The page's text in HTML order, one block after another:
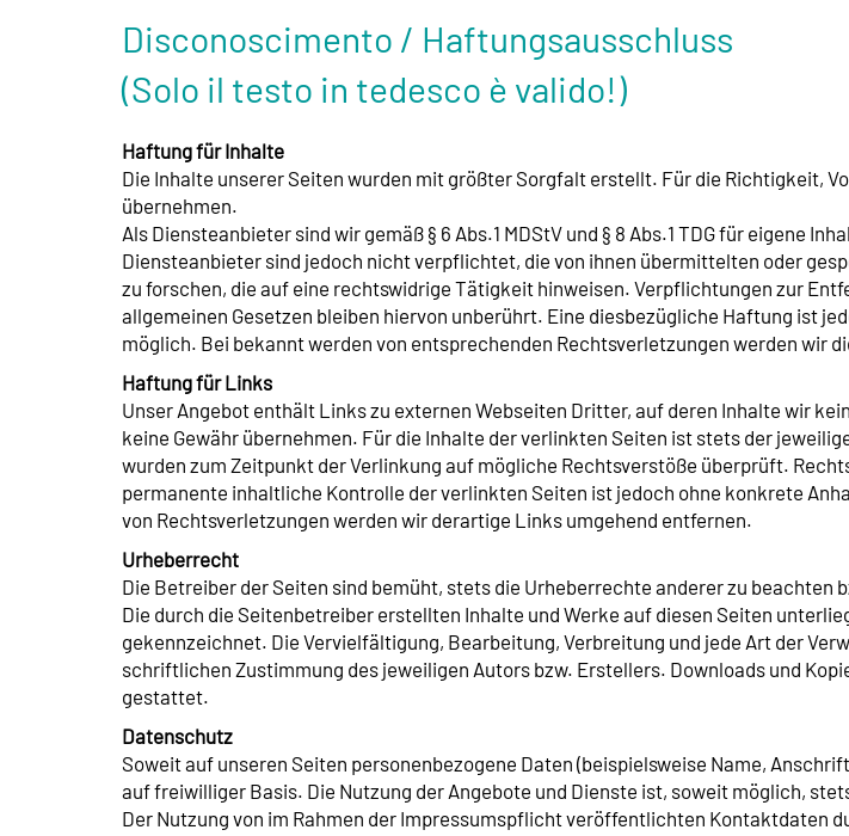
Disconoscimento / Haftungsausschluss
(Solo il testo in tedesco è valido!)
Haftung für Inhalte
Die Inhalte unserer Seiten wurden mit größter Sorgfalt erstellt. Für die Richtigkeit,
übernehmen.
Als Diensteanbieter sind wir gemäß § 6 Abs.1 MDStV und § 8 Abs.1 TDG für eigene
Diensteanbieter sind jedoch nicht verpflichtet, die von ihnen übermittelten oder
zu forschen, die auf eine rechtswidrige Tätigkeit hinweisen. Verpflichtungen zur
allgemeinen Gesetzen bleiben hiervon unberührt. Eine diesbezügliche Haftung ist
möglich. Bei bekannt werden von entsprechenden Rechtsverletzungen werden wir
Haftung für Links
Unser Angebot enthält Links zu externen Webseiten Dritter, auf deren Inhalte wir
keine Gewähr übernehmen. Für die Inhalte der verlinkten Seiten ist stets der
wurden zum Zeitpunkt der Verlinkung auf mögliche Rechtsverstöße überprüft.
permanente inhaltliche Kontrolle der verlinkten Seiten ist jedoch ohne konkrete
von Rechtsverletzungen werden wir derartige Links umgehend entfernen.
Urheberrecht
Die Betreiber der Seiten sind bemüht, stets die Urheberrechte anderer zu
Die durch die Seitenbetreiber erstellten Inhalte und Werke auf diesen Seiten
gekennzeichnet. Die Vervielfältigung, Bearbeitung, Verbreitung und jede Art der
schriftlichen Zustimmung des jeweiligen Autors bzw. Erstellers. Downloads und
gestattet.
Datenschutz
Soweit auf unseren Seiten personenbezogene Daten (beispielsweise Name,
auf freiwilliger Basis. Die Nutzung der Angebote und Dienste ist, soweit möglich,
Der Nutzung von im Rahmen der Impressumspflicht veröffentlichten Kontaktdaten